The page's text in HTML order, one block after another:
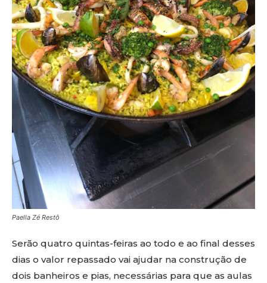
Paella Zé Restô
Serão quatro quintas-feiras ao todo e ao final desses
dias o valor repassado vai ajudar na construção de
dois banheiros e pias, necessárias para que as aulas